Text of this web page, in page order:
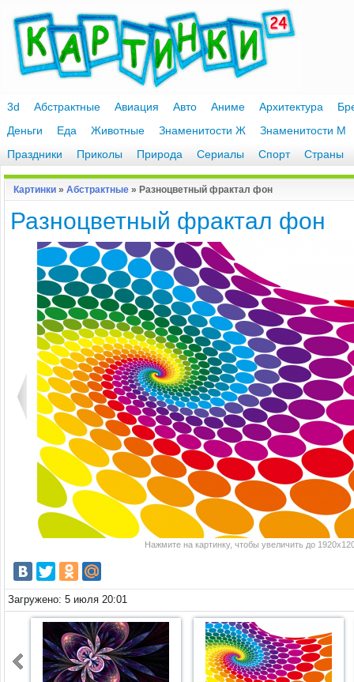
3d Абстрактные Авиация Авто Аниме Архитектура
Деньги
Еда Животные Знаменитости Ж
Знаменитости М
Праздники
Приколы Природа Сериалы Спорт Страны
Картинки » Абстрактные » Разноцветный фрактал фон
Разноцветный фрактал фон
Нажмите на картинку, чтобы увеличить до
Загружено: 5 июля 20:01